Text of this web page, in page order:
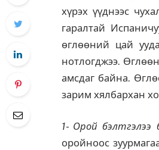
хүрэх үүднээс
гаралтай
өглөөний цай
нотлогджээ.
амсдаг байна.
зарим хялбархан
1- Орой бэлтгэлээ
оройноос